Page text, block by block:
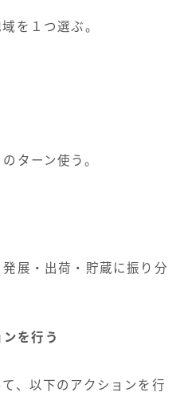
を１つ選ぶ。
ターン使う。
展・出荷・貯蔵に振り分
を行う
、以下のアクションを行